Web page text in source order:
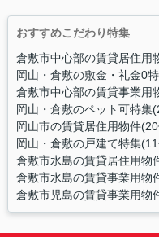
おすすめこだわり特集
倉敷市中心部の賃貸居住用
岡山・倉敷の敷金・礼金0
倉敷市中心部の賃貸事業用
岡山・倉敷のペット可特集
岡山市の賃貸居住用物件
岡山・倉敷の戸建て特集
倉敷市水島の賃貸居住用物
倉敷市水島の賃貸事業用物
倉敷市児島の賃貸事業用物